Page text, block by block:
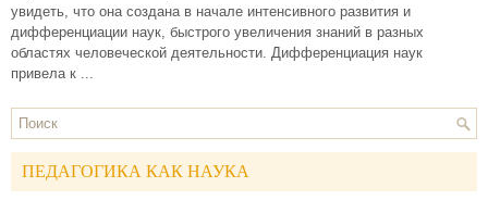
увидеть, что она создана в начале интенсивного развития и
дифференциации наук, быстрого увеличения знаний в разных
областях человеческой деятельности. Дифференциация наук
привела к ...
ПЕДАГОГИКА КАК НАУКА